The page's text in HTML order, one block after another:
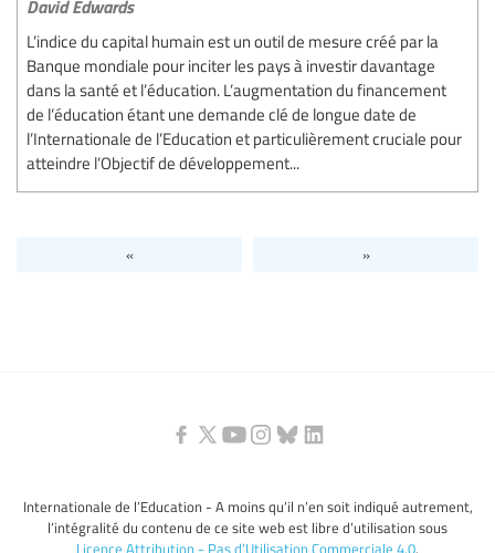
David Edwards
L’indice du capital humain est un outil de mesure créé par la
Banque mondiale pour inciter les pays à investir davantage
dans la santé et l’éducation. L’augmentation du financement
de l’éducation étant une demande clé de longue date de
l’Internationale de l’Education et particulièrement cruciale pour
atteindre l’Objectif de développement...
« »
Internationale de l’Education - A moins qu’il n’en soit indiqué autrement,
l’intégralité du contenu de ce site web est libre d’utilisation sous
Licence Attribution - Pas d’Utilisation Commerciale 4.0.